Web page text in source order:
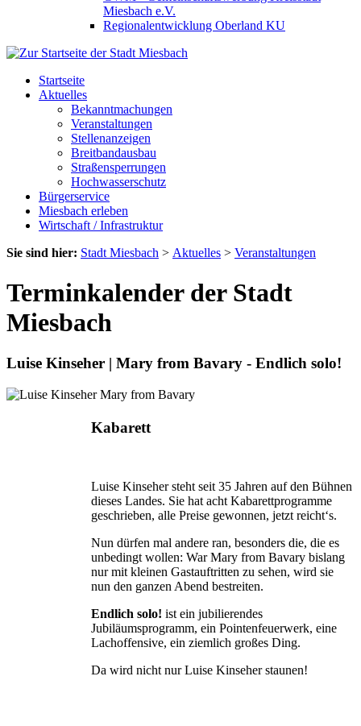
Miesbach e.V.
Regionalentwicklung Oberland KU
Startseite
Aktuelles
Bekanntmachungen
Veranstaltungen
Stellenanzeigen
Breitbandausbau
Straßensperrungen
Hochwasserschutz
Bürgerservice
Miesbach erleben
Wirtschaft / Infrastruktur
Sie sind hier: Stadt Miesbach > Aktuelles > Veranstaltungen
Terminkalender der Stadt
Miesbach
Luise Kinseher | Mary from Bavary - Endlich solo!
Kabarett
Luise Kinseher steht seit 35 Jahren auf den Bühnen
dieses Landes. Sie hat acht Kabarettprogramme
geschrieben, alle Preise gewonnen, jetzt reicht‘s.
Nun dürfen mal andere ran, besonders die, die es
unbedingt wollen: War Mary from Bavary bislang
nur mit kleinen Gastauftritten zu sehen, wird sie
nun den ganzen Abend bestreiten.
Endlich solo! ist ein jubilierendes
Jubiläumsprogramm, ein Pointenfeuerwerk, eine
Lachoffensive, ein ziemlich großes Ding.
Da wird nicht nur Luise Kinseher staunen!